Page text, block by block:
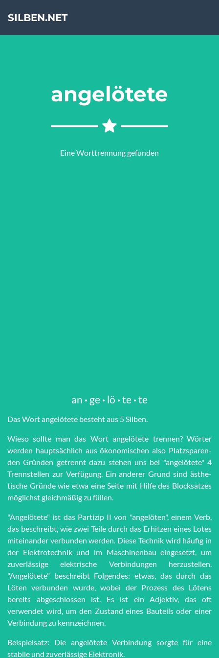
SILBEN.NET
angelötete
Eine Worttrennung gefunden
an · ge · lö · te · te
Das Wort an­ge­lö­te­te besteht aus 5 Silben.
Wieso sollte man das Wort an­ge­lö­te­te trennen? Wörter
werden haupt­sächlich aus öko­no­mi­schen also Platz­spar­en­
den Grün­den getrennt dazu stehen uns bei "an­ge­lö­te­te" 4
Trenn­stel­len zur Ver­fü­gung. Ein anderer Grund sind äs­the­
tische Grün­de wie et­wa eine Seite mit Hilfe des Block­satzes
möglichst gleich­mä­ßig zu füllen.
"Angelötete" ist das Partizip II von "angelöten", einem Verb,
das beschreibt, wie zwei Teile durch das Erhitzen eines Lotes
miteinander verbunden werden. Diese Technik wird häufig in
der Elektrotechnik und im Maschinenbau eingesetzt, um
zuverlässige elektrische Verbindungen herzustellen.
"Angelötete" beschreibt Folgendes: etwas, das durch das
Löten verbunden wurde, wobei der Prozess des Lötens
bereits abgeschlossen ist. Es ist ein Adjektiv, das oft
verwendet wird, um den Zustand eines Bauteils oder einer
Verbindung zu kennzeichnen.
Beispielsatz: Die angelötete Verbindung sorgte für eine
stabile und zuverlässige Elektronik.